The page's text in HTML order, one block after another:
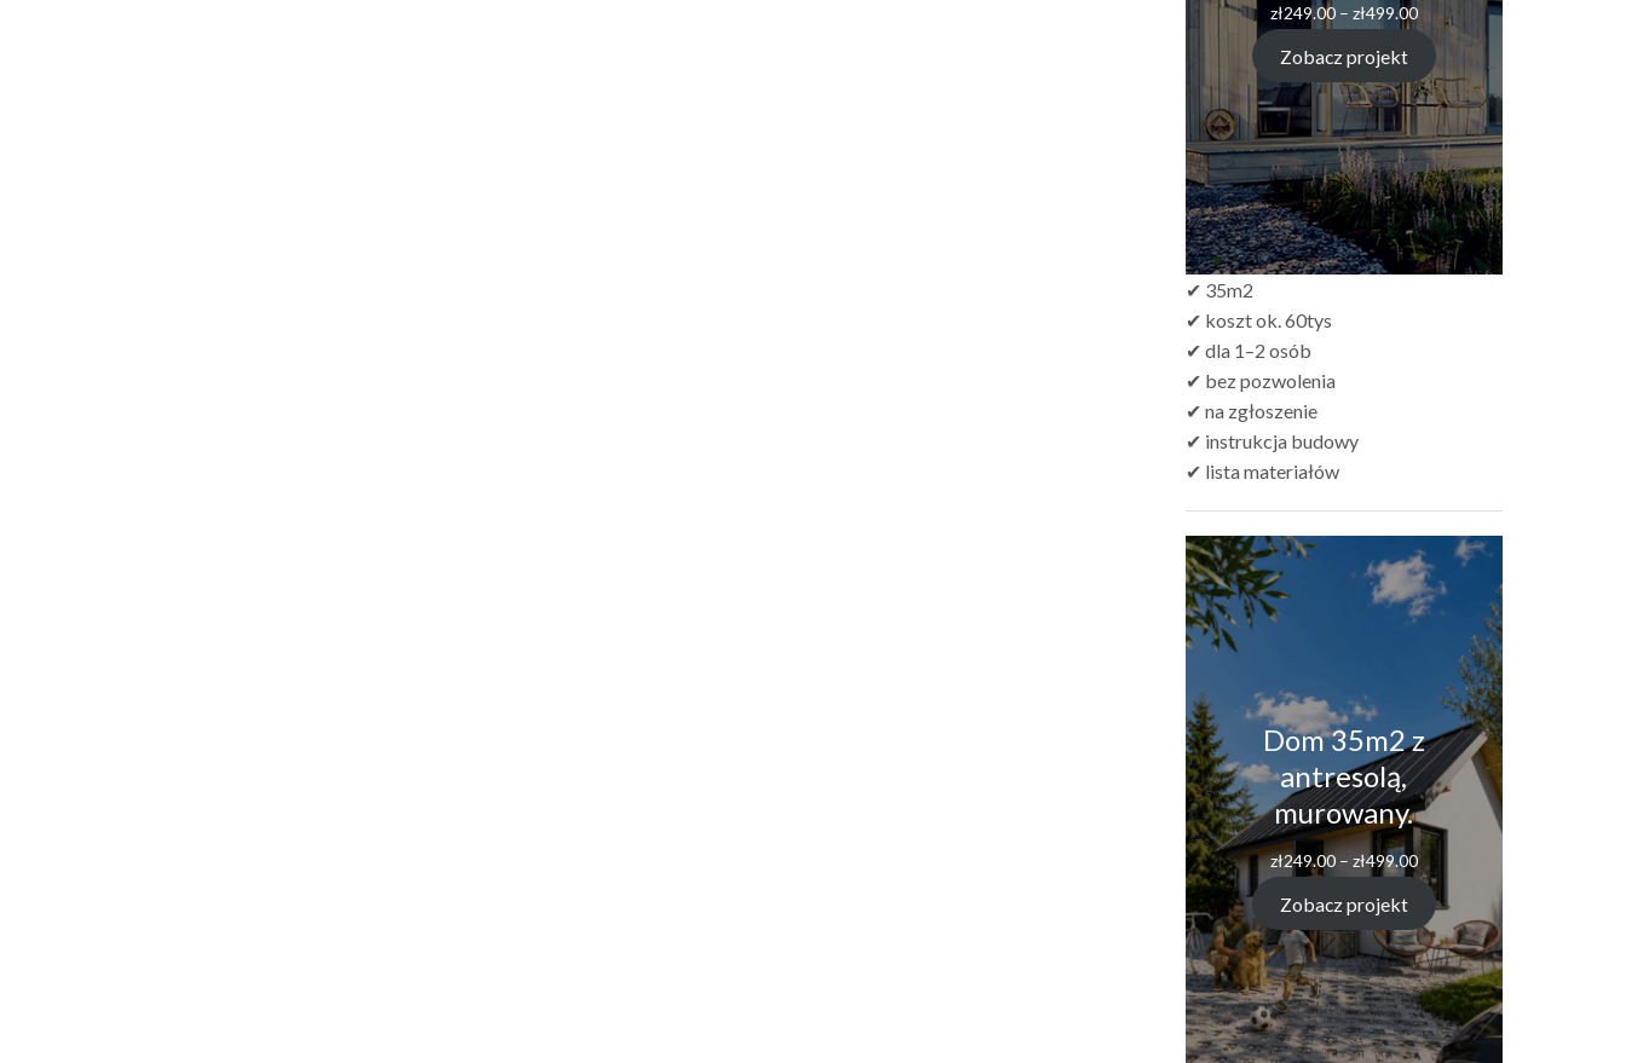
zł249.00 – zł499.00Zakres
cen:
od
zł249.00
do
zł499.00
Zobacz projekt
✔ 35m2
✔ koszt ok. 60tys
✔ dla 1–2 osób
✔ bez pozwolenia
✔ na zgłoszenie
✔ instrukcja budowy
✔ lista materiałów
Dom 35m2 z
antresolą,
murowany.
zł249.00 – zł499.00Zakres
cen:
od
zł249.00
do
zł499.00
Zobacz projekt